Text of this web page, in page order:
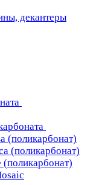
декантеры
(поликарбонат)
(поликарбонат)